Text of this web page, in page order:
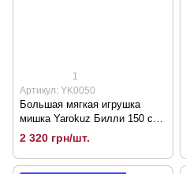
1
Артикул: YK0050
Большая мягкая игрушка
мишка Yarokuz Билли 150 см
Капучино (YK0050)
2 320 грн/шт.